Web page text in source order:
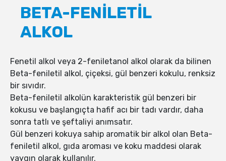
BETA-FENİLETİL
ALKOL
Fenetil alkol veya 2-feniletanol alkol olarak da bilinen
Beta-feniletil alkol, çiçeksi, gül benzeri kokulu, renksiz
bir sıvıdır.
Beta-feniletil alkolün karakteristik gül benzeri bir
kokusu ve başlangıçta hafif acı bir tadı vardır, daha
sonra tatlı ve şeftaliyi anımsatır.
Gül benzeri kokuya sahip aromatik bir alkol olan Beta-
feniletil alkol, gıda aroması ve koku maddesi olarak
yaygın olarak kullanılır.